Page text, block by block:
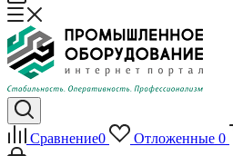
Сравнение0 Отложенные 0